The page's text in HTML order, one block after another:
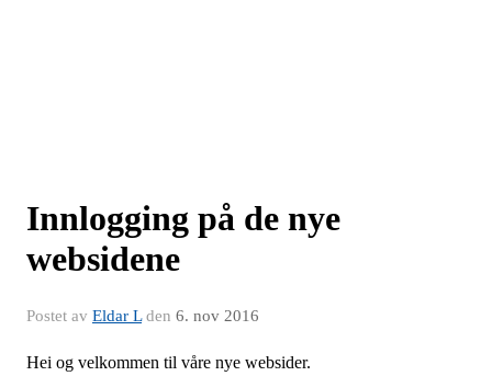
Innlogging på de nye
websidene
Postet av Eldar Lden 6. nov 2016
Hei og velkommen til våre nye websider.